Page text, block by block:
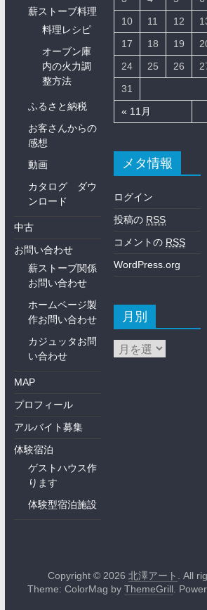
薪ストーブ料理
料理レシピ
オーブン庫
内の火力調
整方法
ふるさと納税
お客さんからの
感想
動画
カタログ ダウ
ンロード
中古
お問い合わせ
薪ストーブ関係
お問い合わせ
ホームページ製
作お問い合わせ
カジュッタお問
い合わせ
MAP
プロフィール
アルバイト募集
体験宿泊
ゲストハウス作
ります
体験型宿泊施設
« 11月
10
11 12
17
18 19
24
25 26
31
メタ情報
ログイン
投稿の RSS
コメントの RSS
WordPress.org
月別
Copyright © 2026北澤アート . All
Theme: ColorMag byThemeGrill.